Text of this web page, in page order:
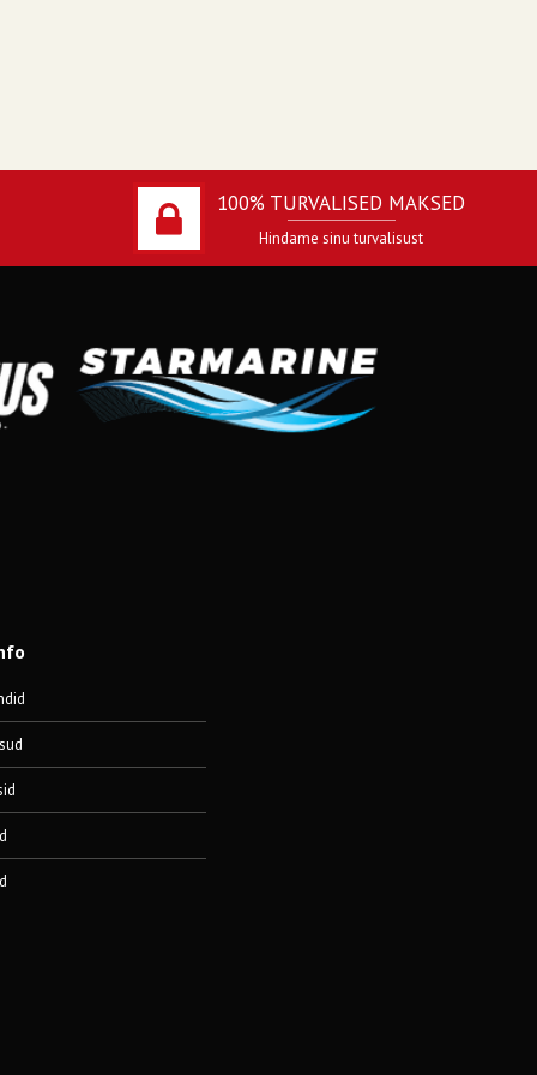
100% TURVALISED MAKSED
Hindame sinu turvalisust